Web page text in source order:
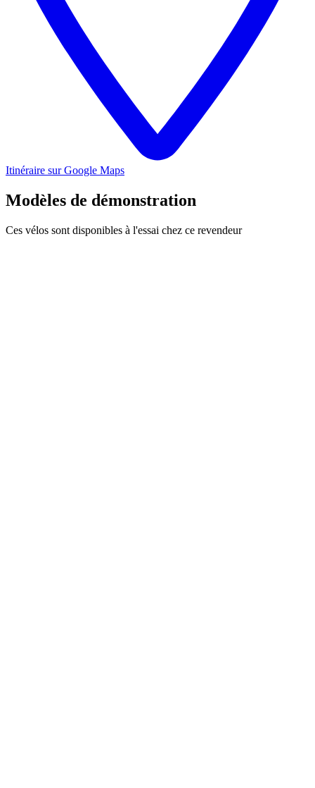
Itinéraire sur Google Maps
Modèles de démonstration
Ces vélos sont disponibles à l'essai chez ce revendeur